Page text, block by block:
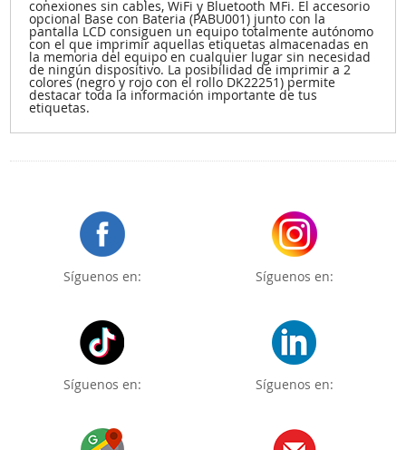
conexiones sin cables, WiFi y Bluetooth MFi. El accesorio
opcional Base con Bateria (PABU001) junto con la
pantalla LCD consiguen un equipo totalmente autónomo
con el que imprimir aquellas etiquetas almacenadas en
la memoria del equipo en cualquier lugar sin necesidad
de ningún dispositivo. La posibilidad de imprimir a 2
colores (negro y rojo con el rollo DK22251) permite
destacar toda la información importante de tus
etiquetas.
Síguenos en: Síguenos en:
Síguenos en: Síguenos en: